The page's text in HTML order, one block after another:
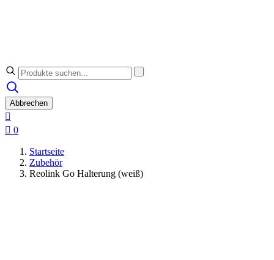
Abbrechen

 0
Startseite
Zubehör
Reolink Go Halterung (weiß)